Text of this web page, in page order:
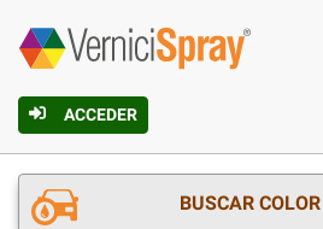
ACCEDER
BUSCAR